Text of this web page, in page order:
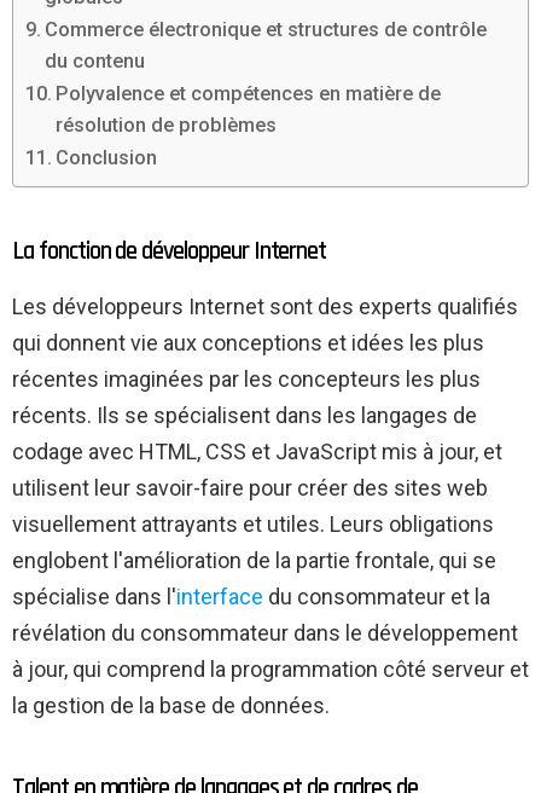
Commerce électronique et structures de contrôle
du contenu
Polyvalence et compétences en matière de
résolution de problèmes
Conclusion
La fonction de développeur Internet
Les développeurs Internet sont des experts qualifiés
qui donnent vie aux conceptions et idées les plus
récentes imaginées par les concepteurs les plus
récents. Ils se spécialisent dans les langages de
codage avec HTML, CSS et JavaScript mis à jour, et
utilisent leur savoir-faire pour créer des sites web
visuellement attrayants et utiles. Leurs obligations
englobent l'amélioration de la partie frontale, qui se
spécialise dans l'interface du consommateur et la
révélation du consommateur dans le développement
à jour, qui comprend la programmation côté serveur et
la gestion de la base de données.